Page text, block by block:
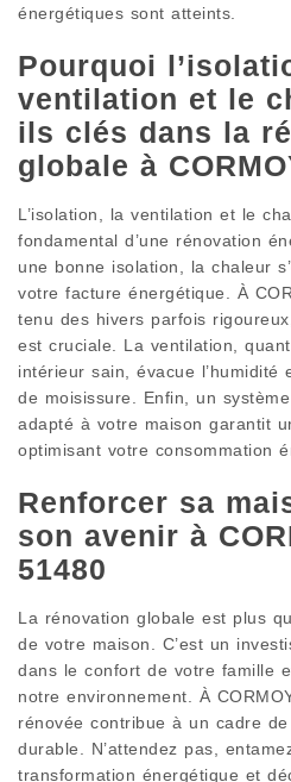
énergétiques sont atteints.
Pourquoi
ventilation et le
ils clés dans la
globale à
L’isolation, la ventilation et le
fondamental d’une rénovation
une bonne isolation, la chaleur
votre facture énergétique. À
tenu des hivers parfois
est cruciale. La ventilation,
intérieur sain, évacue l’humidité
de moisissure. Enfin, un
adapté à votre maison garantit
optimisant votre consommation
Renforcer sa
son avenir à
51480
La rénovation globale est plus
de votre maison. C’est un
dans le confort de votre famille
notre environnement. À
rénovée contribue à un cadre
durable. N’attendez pas,
transformation énergétique et